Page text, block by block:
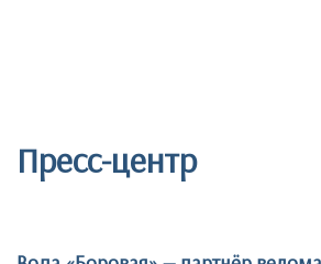
Пресс-центр